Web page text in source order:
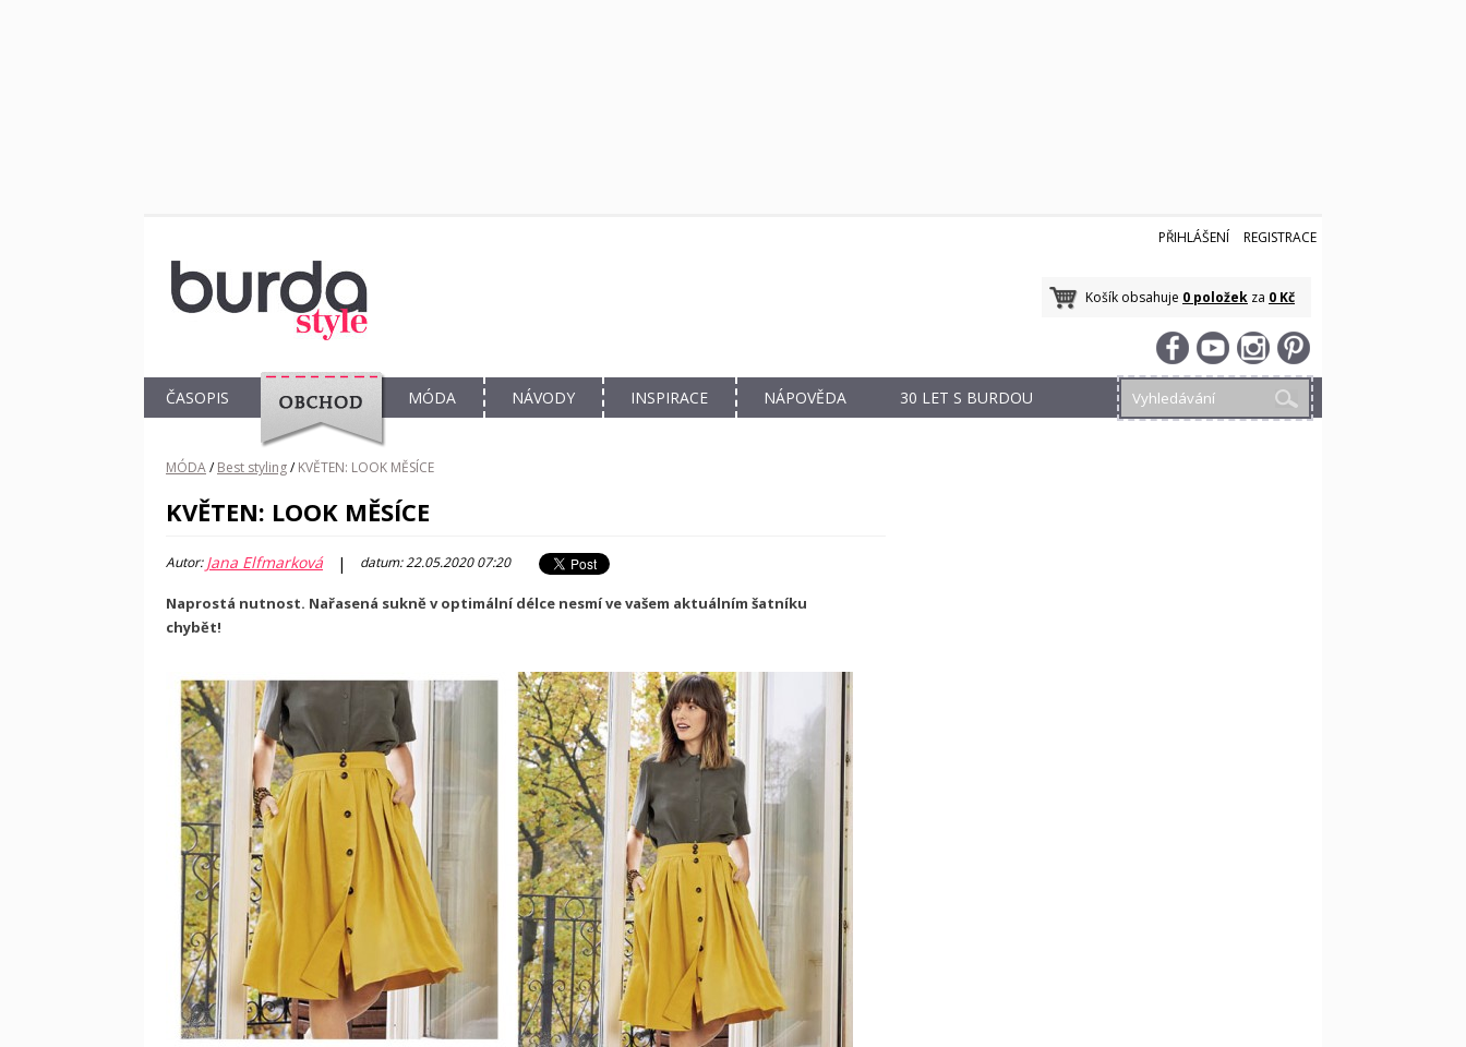
PŘIHLÁŠENÍ REGISTRACE
Košík obsahuje 0 položek za 0 Kč
ČASOPIS
OBCHOD
MÓDA NÁVODY INSPIRACE NÁPOVĚDA 30 LET S BURDOU
MÓDA/ Best styling/ KVĚTEN: LOOK MĚSÍCE
KVĚTEN: LOOK MĚSÍCE
Autor:Jana Elfmarková | datum: 22.05.2020 07:20
Naprostá nutnost. Nařasená sukně v optimální délce nesmí ve vašem aktuálním šatníku
chybět!